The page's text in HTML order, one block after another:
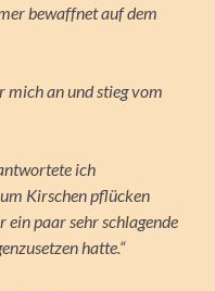
bewaffnet auf dem
mich an und stieg vom
ich
Kirschen pflücken
paar sehr schlagende
hatte.“